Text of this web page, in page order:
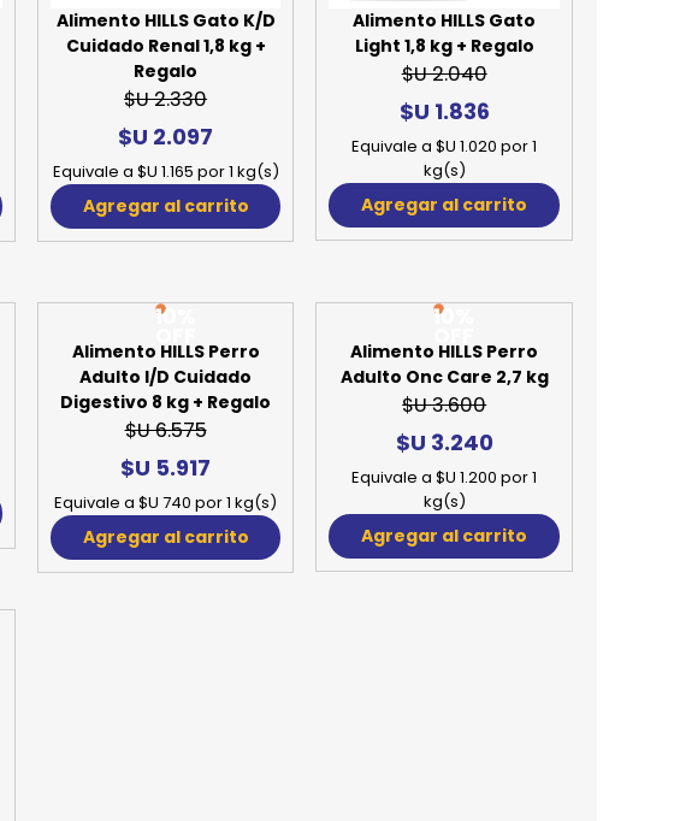
Alimento HILLS Gato K/D
Cuidado Renal 1,8 kg +
Regalo
$U 2.330
$U 2.097
Equivale a $U 1.165 por 1 kg(s)
Agregar al carrito
Alimento HILLS Gato
Light 1,8 kg + Regalo
$U 2.040
$U 1.836
Equivale a $U 1.020 por 1
kg(s)
Agregar al carrito
10%
Alimento HILLS Perro
Adulto I/D Cuidado
Digestivo 8 kg + Regalo
$U 6.575
$U 5.917
Equivale a $U 740 por 1 kg(s)
Agregar al carrito
10%
Alimento HILLS Perro
Adulto Onc Care 2,7 kg
$U 3.600
$U 3.240
Equivale a $U 1.200 por 1
kg(s)
Agregar al carrito